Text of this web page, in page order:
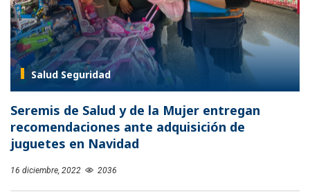
Salud Seguridad
Seremis de Salud y de la Mujer entregan
recomendaciones ante adquisición de
juguetes en Navidad
16 diciembre, 2022 2036